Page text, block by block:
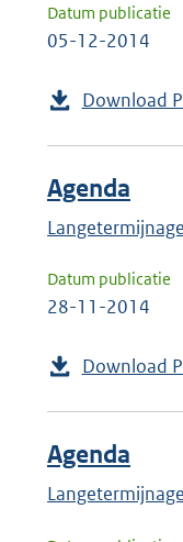
Datum publicatie
05-12-2014
Download
Agenda
Datum publicatie
28-11-2014
Download
Agenda